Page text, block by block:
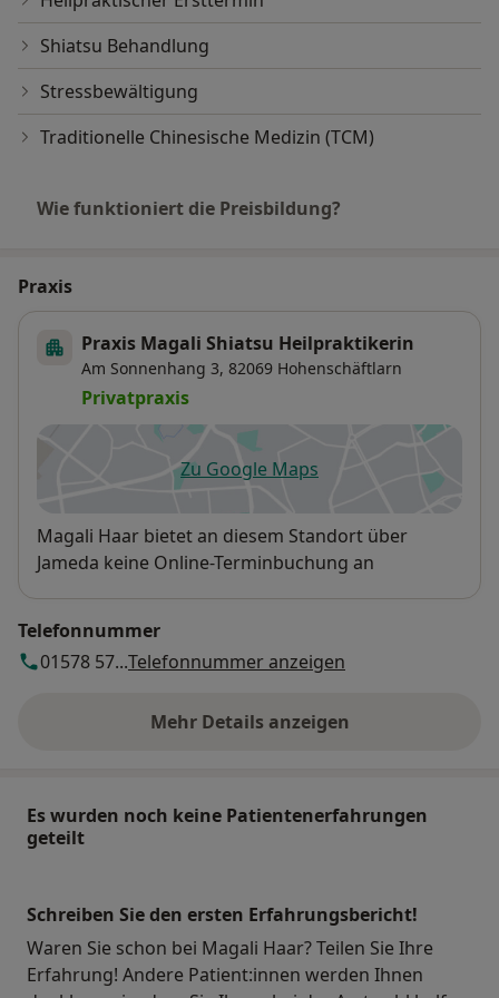
Shiatsu Behandlung
Stressbewältigung
Traditionelle Chinesische Medizin (TCM)
Wie funktioniert die Preisbildung?
Praxis
Praxis Magali Shiatsu Heilpraktikerin
Am Sonnenhang 3, 82069 Hohenschäftlarn
Privatpraxis
Zu Google Mapsöffnet in einer neuen
Verfügbarkeit
Magali Haar bietet an diesem Standort über
Jameda keine Online-Terminbuchung an
Telefonnummer
01578 57...Telefonnummer anzeigen
Mehr Details anzeigen
über die Adresse
Es wurden noch keine Patientenerfahrungen
geteilt
Schreiben Sie den ersten Erfahrungsbericht!
Waren Sie schon bei Magali Haar? Teilen Sie Ihre
Erfahrung! Andere Patient:innen werden Ihnen